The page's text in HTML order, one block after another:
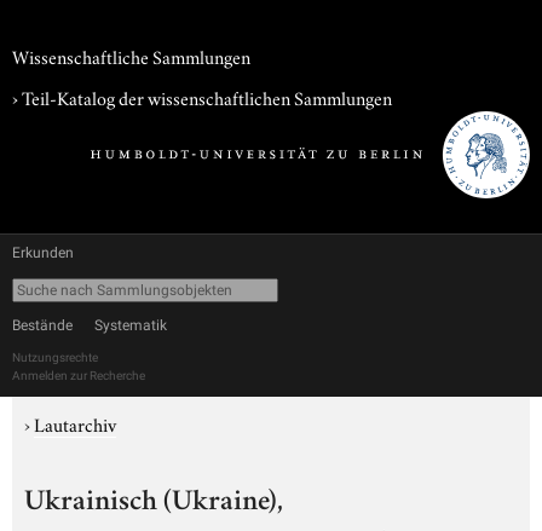
Wissenschaftliche Sammlungen
› Teil-Katalog der wissenschaftlichen Sammlungen
Erkunden
Bestände Systematik
Nutzungsrechte
Anmelden zur Recherche
›Lautarchiv
Ukrainisch (Ukraine),